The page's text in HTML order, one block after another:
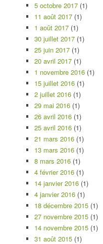
5 octobre 2017 (1)
11 août 2017 (1)
1 août 2017 (1)
30 juillet 2017 (1)
25 juin 2017 (1)
20 avril 2017 (1)
1 novembre 2016 (1)
15 juillet 2016 (1)
2 juillet 2016 (1)
29 mai 2016 (1)
26 avril 2016 (1)
25 avril 2016 (1)
21 mars 2016 (1)
13 mars 2016 (1)
8 mars 2016 (1)
4 février 2016 (1)
14 janvier 2016 (1)
4 janvier 2016 (1)
18 décembre 2015 (1)
27 novembre 2015 (1)
14 novembre 2015 (1)
31 août 2015 (1)